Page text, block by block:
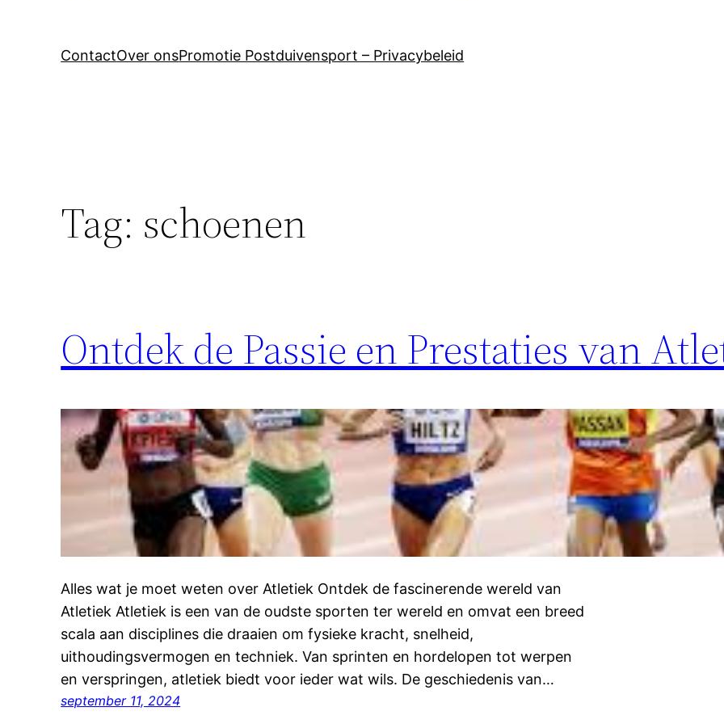
ContactOver onsPromotie Postduivensport – Privacybeleid
Tag: schoenen
Ontdek de Passie en Prestaties van
Alles wat je moet weten over Atletiek Ontdek de fascinerende wereld van
Atletiek Atletiek is een van de oudste sporten ter wereld en omvat een breed
scala aan disciplines die draaien om fysieke kracht, snelheid,
uithoudingsvermogen en techniek. Van sprinten en hordelopen tot werpen
en verspringen, atletiek biedt voor ieder wat wils. De geschiedenis van…
september 11, 2024